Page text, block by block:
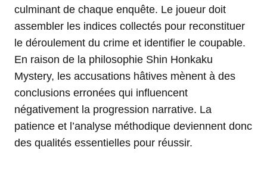
culminant de chaque enquête. Le joueur doit
assembler les indices collectés pour reconstituer
le déroulement du crime et identifier le coupable.
En raison de la philosophie Shin Honkaku
Mystery, les accusations hâtives mènent à des
conclusions erronées qui influencent
négativement la progression narrative. La
patience et l’analyse méthodique deviennent donc
des qualités essentielles pour réussir.